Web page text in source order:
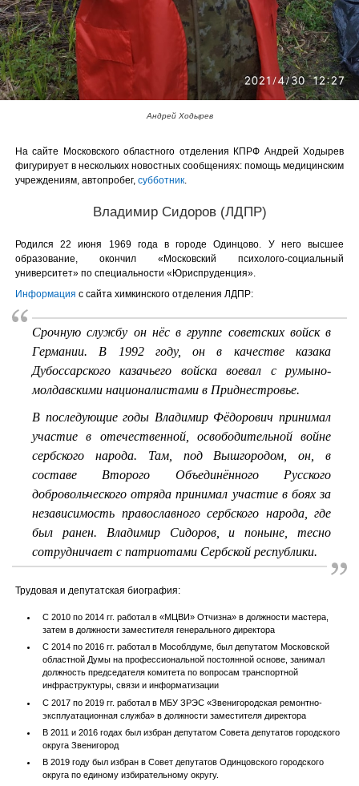
Андрей Ходырев
На сайте Московского областного отделения КПРФ Андрей Ходырев
фигурирует в нескольких новостных сообщениях: помощь медицинским
учреждениям, автопробег, субботник.
Владимир Сидоров (ЛДПР)
Родился 22 июня 1969 года в городе Одинцово. У него высшее
образование, окончил «Московский психолого-социальный
университет» по специальности «Юриспруденция».
Информация с сайта химкинского отделения ЛДПР:
Срочную службу он нёс в группе советских войск в
Германии. В 1992 году, он в качестве казака
Дубоссарского казачьего войска воевал с румыно-
молдавскими националистами в Приднестровье.
В последующие годы Владимир Фёдорович принимал
участие в отечественной, освободительной войне
сербского народа. Там, под Вышгородом, он, в
составе Второго Объединённого Русского
добровольческого отряда принимал участие в боях за
независимость православного сербского народа, где
был ранен. Владимир Сидоров, и поныне, тесно
сотрудничает с патриотами Сербской республики.
Трудовая и депутатская биография:
С 2010 по 2014 гг. работал в «МЦВИ» Отчизна» в должности мастера,
затем в должности заместителя генерального директора
С 2014 по 2016 гг. работал в Мособлдуме, был депутатом Московской
областной Думы на профессиональной постоянной основе, занимал
должность председателя комитета по вопросам транспортной
инфраструктуры, связи и информатизации
С 2017 по 2019 гг. работал в МБУ ЗРЭС «Звенигородская ремонтно-
эксплуатационная служба» в должности заместителя директора
В 2011 и 2016 годах был избран депутатом Совета депутатов городского
округа Звенигород
В 2019 году был избран в Совет депутатов Одинцовского городского
округа по единому избирательному округу.